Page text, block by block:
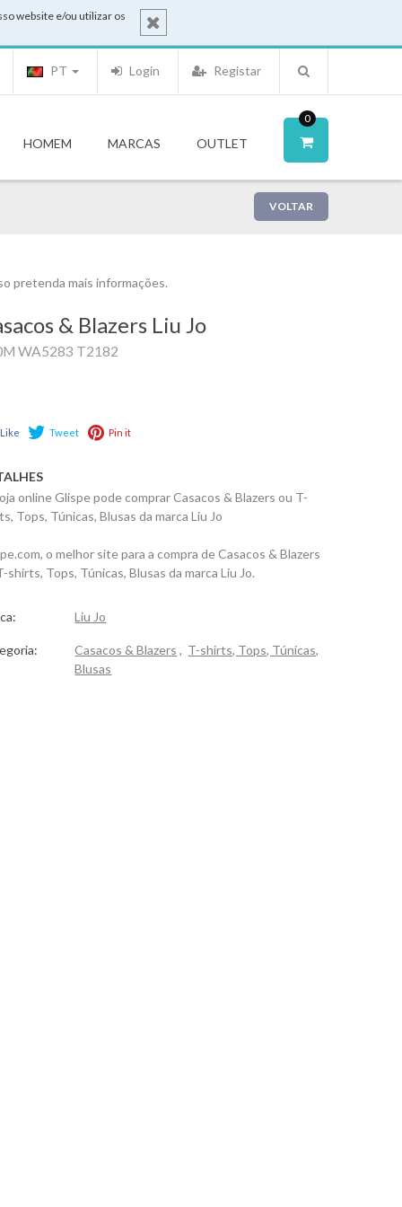
website e/ou utilizar os
Registar
Login
PT
0
HOMEM MARCAS OUTLET
VOLTAR
pretenda mais informações.
& Blazers Liu Jo
WA5283 T2182
Like Tweet Pin it
online Glispe pode comprar Casacos & Blazers ou T-
Tops, Túnicas, Blusas da marca Liu Jo
o melhor site para a compra de Casacos & Blazers
shirts, Tops, Túnicas, Blusas da marca Liu Jo.
Liu Jo
Casacos & Blazers , T-shirts, Tops, Túnicas,
Blusas